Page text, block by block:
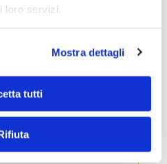
loro servizi.
Mostra dettagli
tutti